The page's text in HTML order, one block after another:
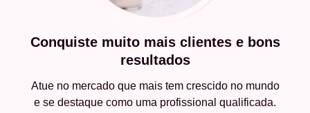
Conquiste muito mais clientes e bons
resultados
Atue no mercado que mais tem crescido no mundo
e se destaque como uma profissional qualificada.